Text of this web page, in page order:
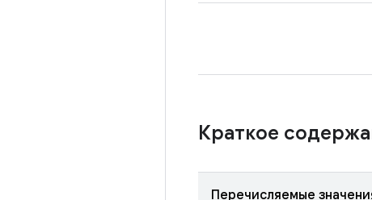
Краткое
Перечисляемые